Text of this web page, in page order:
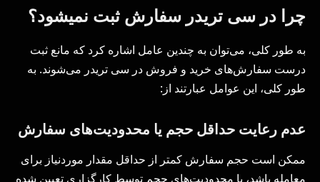
چرا در سی تریدر سفارش ثبت نمیشود؟
به طور کلی، می‌توان به چندین عامل اشاره کرد که مانع ثبت
درست سفارش‌های خرید و فروش در سی تریدر می‌شوند. به
طور کلی، این عوامل عبارتند از:
عدم رعایت حداقل حجم یا محدودیت‌های سفارش
ممکن است حجم سفارش کمتر از حداقل مقدار موردنیاز برای
معامله باشد، یا محدودیت‌های حجم توسط کارگزاری تعیین شده